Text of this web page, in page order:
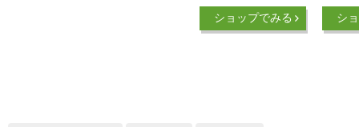
ク 縦置き スキー板
ラック サーフボード
ショップでみる
ク ボ
ィン
シ